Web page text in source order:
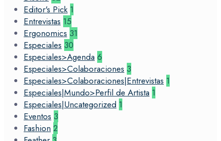
Editor's Pick 1
Entrevistas 15
Ergonomics 31
Especiales 30
Especiales>Agenda 6
Especiales>Colaboraciones 3
Especiales>Colaboraciones|Entrevistas 1
Especiales|Mundo>Perfil de Artista 1
Especiales|Uncategorized 1
Eventos 3
Fashion 2